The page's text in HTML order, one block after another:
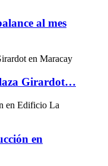
al mes
Girardot…
en